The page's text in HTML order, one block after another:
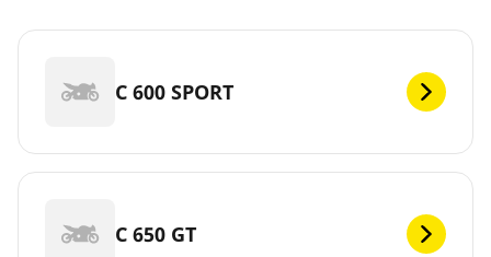
C 600 SPORT
C 650 GT